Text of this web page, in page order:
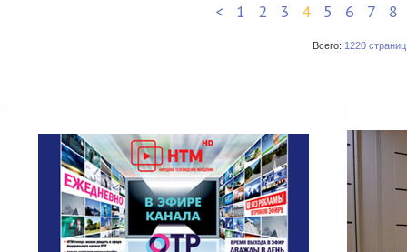
< 1 2 3 4 5 6 7 8
Всего: 1220 страниц